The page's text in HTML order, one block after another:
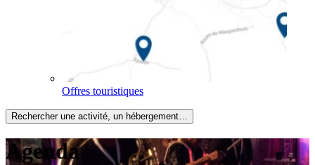
Offres touristiques
Rechercher une activité, un hébergement…
Agenda